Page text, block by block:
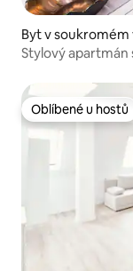
Byt v soukromém
ce
Stylový apartmán
Oblíbené u hostů
Oblíbené u hostů